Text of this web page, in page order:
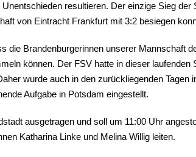
resultieren. Der einzige Sieg
von Eintracht Frankfurt mit 3:2 besiegen
die Brandenburgerinnen unserer Mannschaft
können. Der FSV hatte in dieser
wurde auch in den zurückliegenden Tagen
Aufgabe in Potsdam eingestellt.
ausgetragen und soll um 11:00 Uhr
Katharina Linke und Melina Willig leiten.